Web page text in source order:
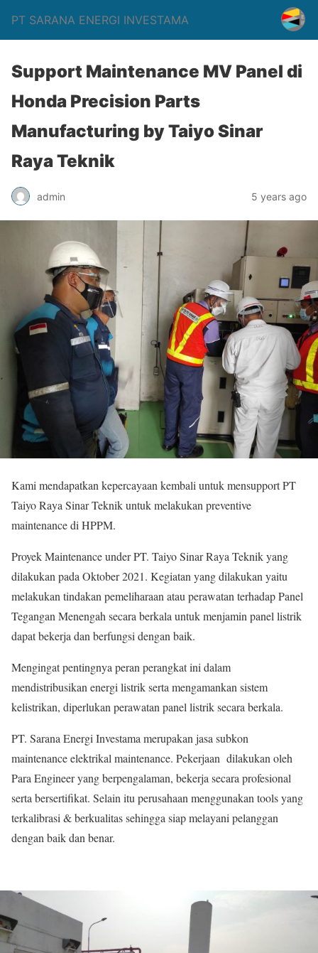
PT SARANA ENERGI INVESTAMA
Support Maintenance MV Panel di
Honda Precision Parts
Manufacturing by Taiyo Sinar
Raya Teknik
admin 5 years ago
Kami mendapatkan kepercayaan kembali untuk mensupport PT
Taiyo Raya Sinar Teknik untuk melakukan preventive
maintenance di HPPM.
Proyek Maintenance under PT. Taiyo Sinar Raya Teknik yang
dilakukan pada Oktober 2021. Kegiatan yang dilakukan yaitu
melakukan tindakan pemeliharaan atau perawatan terhadap Panel
Tegangan Menengah secara berkala untuk menjamin panel listrik
dapat bekerja dan berfungsi dengan baik.
Mengingat pentingnya peran perangkat ini dalam
mendistribusikan energi listrik serta mengamankan sistem
kelistrikan, diperlukan perawatan panel listrik secara berkala.
PT. Sarana Energi Investama merupakan jasa subkon
maintenance elektrikal maintenance. Pekerjaan dilakukan oleh
Para Engineer yang berpengalaman, bekerja secara profesional
serta bersertifikat. Selain itu perusahaan menggunakan tools yang
terkalibrasi & berkualitas sehingga siap melayani pelanggan
dengan baik dan benar.